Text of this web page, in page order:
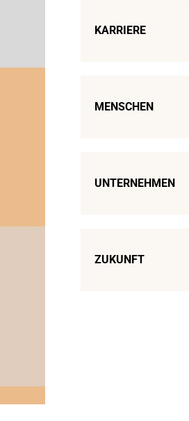
KARRIERE
MENSCHEN
UNTERNEHMEN
ZUKUNFT